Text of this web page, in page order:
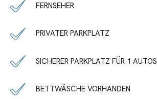
FERNSEHER
PRIVATER PARKPLATZ
SICHERER PARKPLATZ FÜR 1 AUTOS
BETTWÄSCHE VORHANDEN